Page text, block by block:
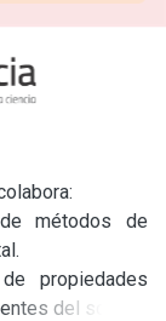
métodos de
propiedades
del sonido.